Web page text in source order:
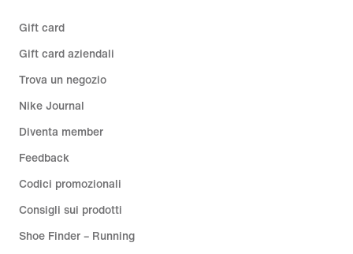
Gift card
Gift card aziendali
Trova un negozio
Nike Journal
Diventa member
Feedback
Codici promozionali
Consigli sui prodotti
Shoe Finder – Running